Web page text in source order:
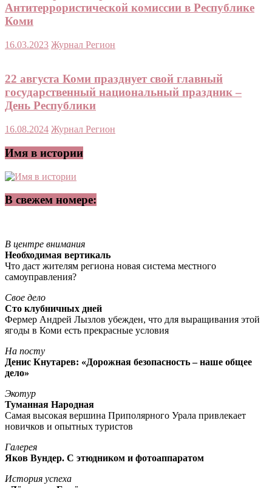
Антитеррористической комиссии в Республике
Коми
16.03.2023 Журнал Регион
22 августа Коми празднует свой главный
государственный национальный праздник –
День Республики
16.08.2024 Журнал Регион
Имя в истории
В свежем номере:
В центре внимания
Необходимая вертикаль
Что даст жителям региона новая система местного
самоуправления?
Свое дело
Сто клубничных дней
Фермер Андрей Лызлов убежден, что для выращивания этой
ягоды в Коми есть прекрасные условия
На посту
Денис Кнутарев: «Дорожная безопасность – наше общее
дело»
Экотур
Туманная Народная
Самая высокая вершина Приполярного Урала привлекает
новичков и опытных туристов
Галерея
Яков Вундер. С этюдником и фотоаппаратом
История успеха